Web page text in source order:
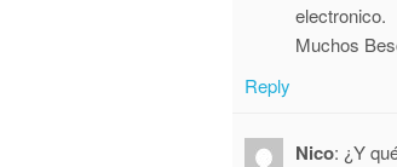
electronico.
Muchos
Reply
Nico: ¿Y